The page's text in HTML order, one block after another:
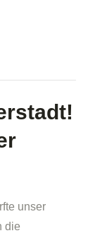
unser
die